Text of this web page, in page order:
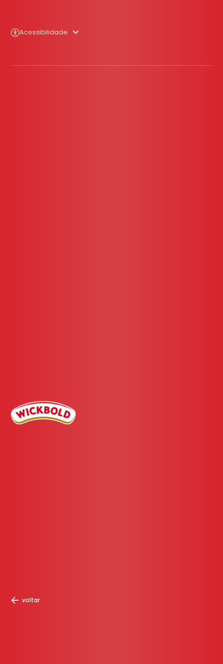
Acessibilidade
voltar